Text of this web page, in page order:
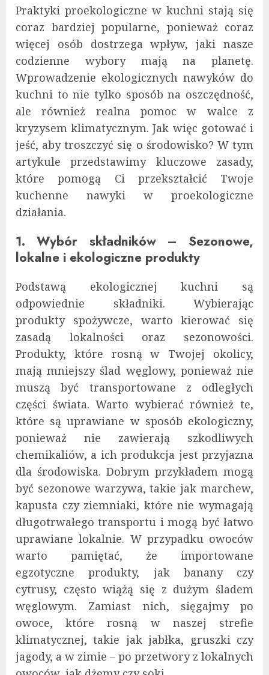
Praktyki proekologiczne w kuchni stają się
coraz bardziej popularne, ponieważ coraz
więcej osób dostrzega wpływ, jaki nasze
codzienne wybory mają na planetę.
Wprowadzenie ekologicznych nawyków do
kuchni to nie tylko sposób na oszczędność,
ale również realna pomoc w walce z
kryzysem klimatycznym. Jak więc gotować i
jeść, aby troszczyć się o środowisko? W tym
artykule przedstawimy kluczowe zasady,
które pomogą Ci przekształcić Twoje
kuchenne nawyki w proekologiczne
działania.
1. Wybór składników – Sezonowe,
lokalne i ekologiczne produkty
Podstawą ekologicznej kuchni są
odpowiednie składniki. Wybierając
produkty spożywcze, warto kierować się
zasadą lokalności oraz sezonowości.
Produkty, które rosną w Twojej okolicy,
mają mniejszy ślad węglowy, ponieważ nie
muszą być transportowane z odległych
części świata. Warto wybierać również te,
które są uprawiane w sposób ekologiczny,
ponieważ nie zawierają szkodliwych
chemikaliów, a ich produkcja jest przyjazna
dla środowiska. Dobrym przykładem mogą
być sezonowe warzywa, takie jak marchew,
kapusta czy ziemniaki, które nie wymagają
długotrwałego transportu i mogą być łatwo
uprawiane lokalnie. W przypadku owoców
warto pamiętać, że importowane
egzotyczne produkty, jak banany czy
cytrusy, często wiążą się z dużym śladem
węglowym. Zamiast nich, sięgajmy po
owoce, które rosną w naszej strefie
klimatycznej, takie jak jabłka, gruszki czy
jagody, a w zimie – po przetwory z lokalnych